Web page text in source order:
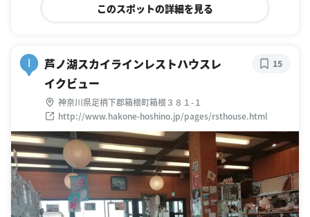
このスポットの詳細を見る
I
芦ノ湖スカイラインレストハウスレ
イクビュー
神奈川県足柄下郡箱根町箱根３８１-１
http://www.hakone-hoshino.jp/pages/rsthouse.html
15